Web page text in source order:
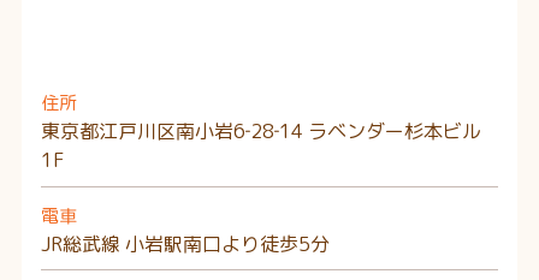
住所
東京都江戸川区南小岩6‐28‐14 ラベンダー杉本ビル
1F
電車
JR総武線 小岩駅南口より徒歩5分